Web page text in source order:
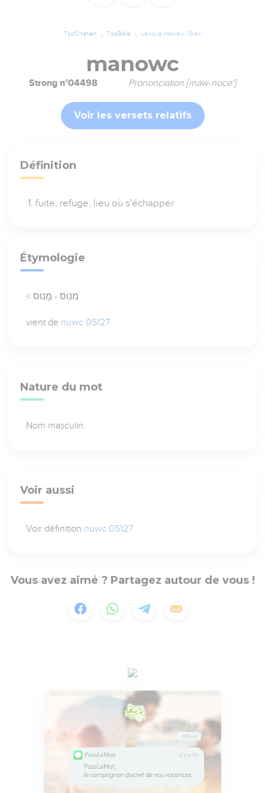
TopChrétien TopBible Lexique Hébreu / Grec
manowc
Strong n°04498 Prononciation [maw-noce']
Voir les versets relatifs
Définition
fuite, refuge, lieu où s'échapper
Étymologie
< מנוס - מָנוֹס
vient de nuwc 05127
Nature du mot
Nom masculin
Voir aussi
Voir définition nuwc 05127
Vous avez aimé ? Partagez autour de vous !